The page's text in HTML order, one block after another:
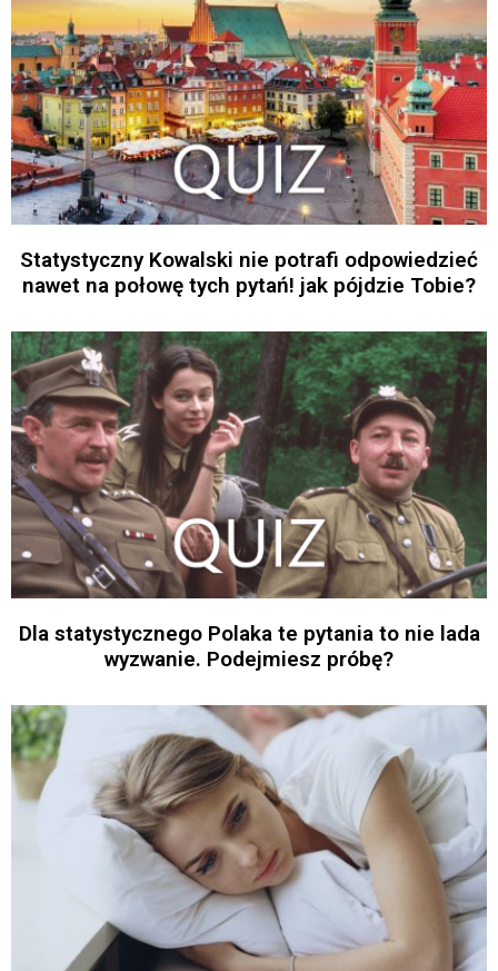
Statystyczny Kowalski nie potrafi odpowiedzieć
nawet na połowę tych pytań! jak pójdzie Tobie?
Dla statystycznego Polaka te pytania to nie lada
wyzwanie. Podejmiesz próbę?